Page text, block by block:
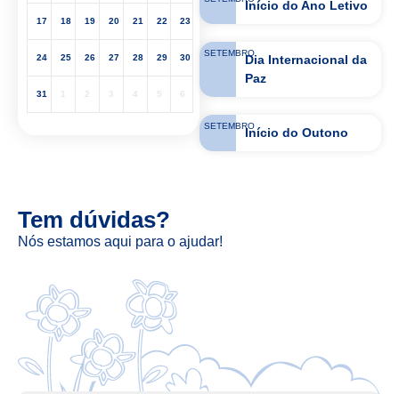
17 18 19 20 21 22 23
24 25 26 27 28 29 30
31
Início do Ano Letivo
SETEMBRODia Internacional da
Paz
SETEMBROInício do Outono
Tem dúvidas?
Nós estamos aqui para o ajudar!